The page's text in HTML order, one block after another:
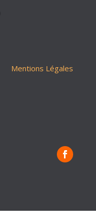
Mentions Légales